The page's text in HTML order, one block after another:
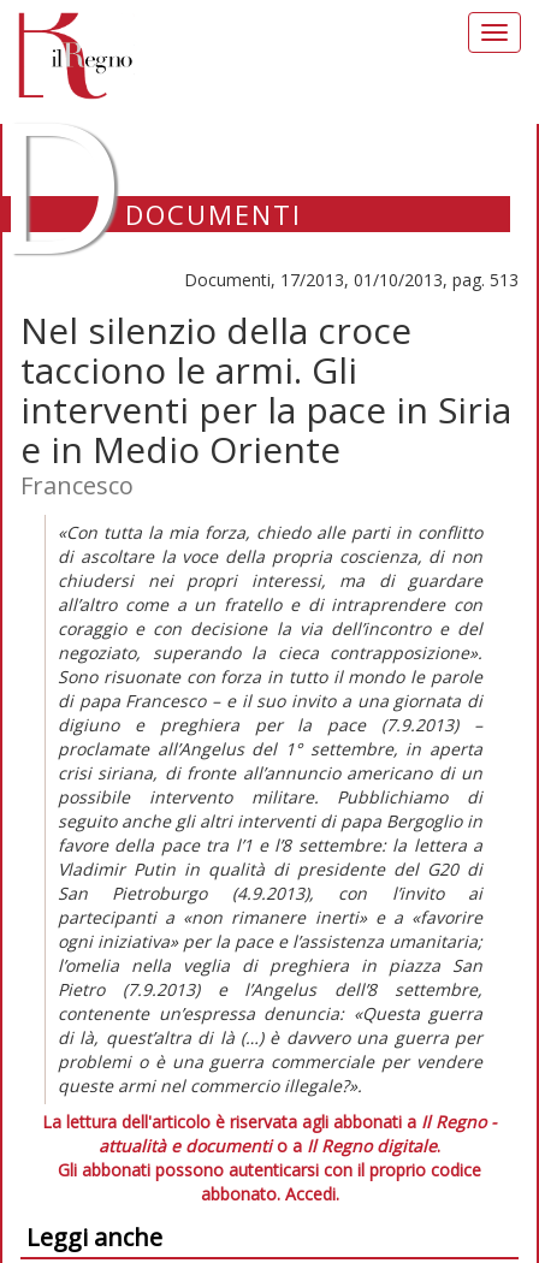
DOCUMENTI
Documenti, 17/2013, 01/10/2013, pag. 513
Nel silenzio della croce
tacciono le armi. Gli
interventi per la pace in Siria
e in Medio Oriente
Francesco
«Con tutta la mia forza, chiedo alle parti in conflitto
di ascoltare la voce della propria coscienza, di non
chiudersi nei propri interessi, ma di guardare
all’altro come a un fratello e di intraprendere con
coraggio e con decisione la via dell’incontro e del
negoziato, superando la cieca contrapposizione».
Sono risuonate con forza in tutto il mondo le parole
di papa Francesco – e il suo invito a una giornata di
digiuno e preghiera per la pace (7.9.2013) –
proclamate all’Angelus del 1° settembre, in aperta
crisi siriana, di fronte all’annuncio americano di un
possibile intervento militare. Pubblichiamo di
seguito anche gli altri interventi di papa Bergoglio in
favore della pace tra l’1 e l’8 settembre: la lettera a
Vladimir Putin in qualità di presidente del G20 di
San Pietroburgo (4.9.2013), con l’invito ai
partecipanti a «non rimanere inerti» e a «favorire
ogni iniziativa» per la pace e l’assistenza umanitaria;
l’omelia nella veglia di preghiera in piazza San
Pietro (7.9.2013) e l’Angelus dell’8 settembre,
contenente un’espressa denuncia: «Questa guerra
di là, quest’altra di là (…) è davvero una guerra per
problemi o è una guerra commerciale per vendere
queste armi nel commercio illegale?».
La lettura dell'articolo è riservata agli abbonati a Il Regno -
attualità e documentio a Il Regno digitale.
Gli abbonati possono autenticarsi con il proprio codice
abbonato. Accedi.
Leggi anche